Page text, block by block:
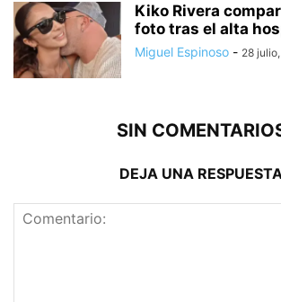
Kiko Rivera
foto tras el alta
Miguel Espinoso - 28
SIN
DEJA UNA RESPUESTA